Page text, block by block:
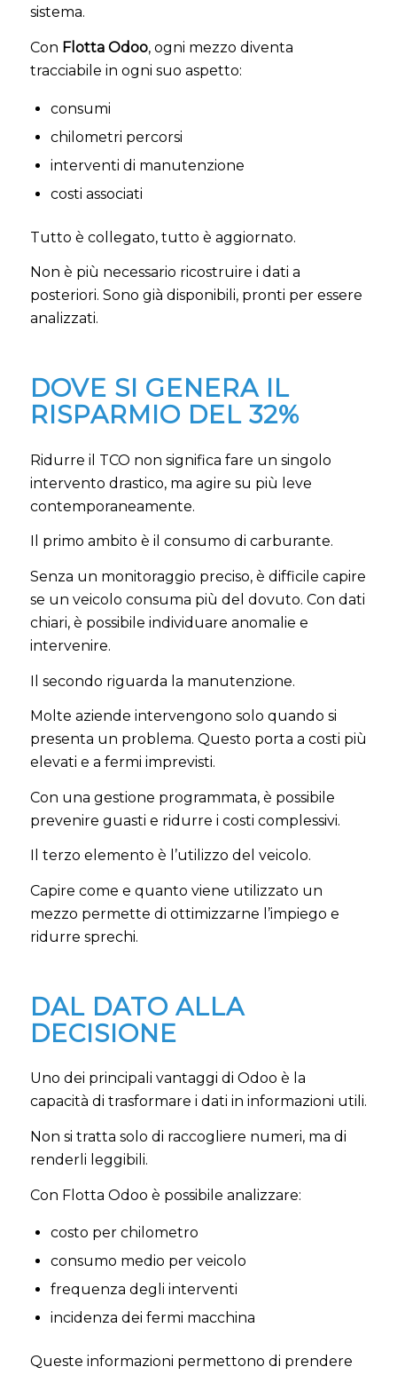
sistema.
Con Flotta Odoo, ogni mezzo diventa
tracciabile in ogni suo aspetto:
consumi
chilometri percorsi
interventi di manutenzione
costi associati
Tutto è collegato, tutto è aggiornato.
Non è più necessario ricostruire i dati a
posteriori. Sono già disponibili, pronti per essere
analizzati.
DOVE SI GENERA IL
RISPARMIO DEL 32%
Ridurre il TCO non significa fare un singolo
intervento drastico, ma agire su più leve
contemporaneamente.
Il primo ambito è il consumo di carburante.
Senza un monitoraggio preciso, è difficile capire
se un veicolo consuma più del dovuto. Con dati
chiari, è possibile individuare anomalie e
intervenire.
Il secondo riguarda la manutenzione.
Molte aziende intervengono solo quando si
presenta un problema. Questo porta a costi più
elevati e a fermi imprevisti.
Con una gestione programmata, è possibile
prevenire guasti e ridurre i costi complessivi.
Il terzo elemento è l’utilizzo del veicolo.
Capire come e quanto viene utilizzato un
mezzo permette di ottimizzarne l’impiego e
ridurre sprechi.
DAL DATO ALLA
DECISIONE
Uno dei principali vantaggi di Odoo è la
capacità di trasformare i dati in informazioni utili.
Non si tratta solo di raccogliere numeri, ma di
renderli leggibili.
Con Flotta Odoo è possibile analizzare:
costo per chilometro
consumo medio per veicolo
frequenza degli interventi
incidenza dei fermi macchina
Queste informazioni permettono di prendere